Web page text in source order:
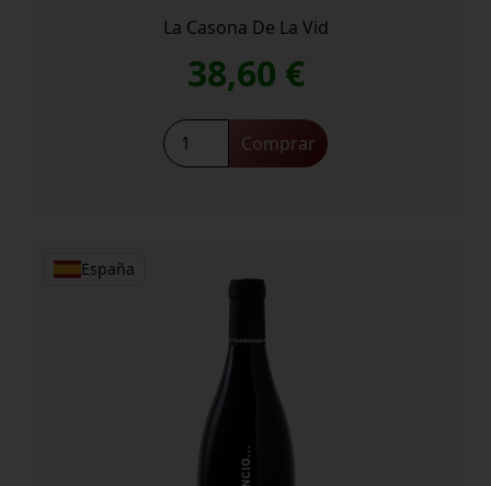
La Casona De La Vid
38,60 €
Guma
2021
Comprar
España